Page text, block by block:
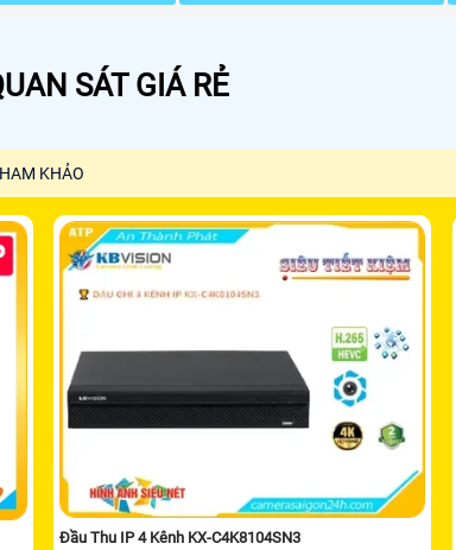
SÁT GIÁ RẺ
KHẢO
Đầu Thu IP 4 Kênh KX-C4K8104SN3